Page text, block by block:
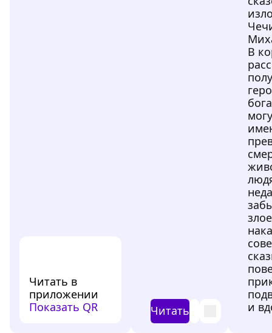
Читать в
приложении
Показать QR
Читать
В
и